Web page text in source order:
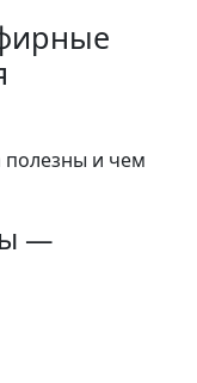
полезны и чем
—